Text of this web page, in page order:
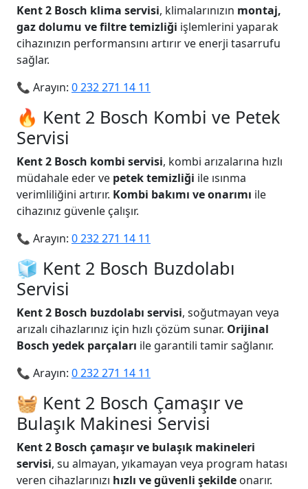
Kent 2 Bosch klima servisi, klimalarınızın montaj,
gaz dolumu ve filtre temizliği işlemlerini yaparak
cihazınızın performansını artırır ve enerji tasarrufu
sağlar.
📞 Arayın: 0 232 271 14 11
🔥 Kent 2 Bosch Kombi ve Petek
Servisi
Kent 2 Bosch kombi servisi, kombi arızalarına hızlı
müdahale eder ve petek temizliği ile ısınma
verimliliğini artırır. Kombi bakımı ve onarımı ile
cihazınız güvenle çalışır.
📞 Arayın: 0 232 271 14 11
🧊 Kent 2 Bosch Buzdolabı
Servisi
Kent 2 Bosch buzdolabı servisi, soğutmayan veya
arızalı cihazlarınız için hızlı çözüm sunar. Orijinal
Bosch yedek parçaları ile garantili tamir sağlanır.
📞 Arayın: 0 232 271 14 11
🧺 Kent 2 Bosch Çamaşır ve
Bulaşık Makinesi Servisi
Kent 2 Bosch çamaşır ve bulaşık makineleri
servisi, su almayan, yıkamayan veya program hatası
veren cihazlarınızı hızlı ve güvenli şekilde onarır.